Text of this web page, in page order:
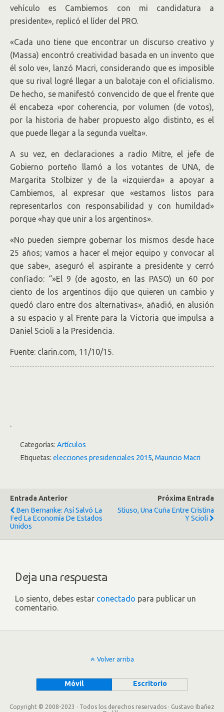
vehículo es Cambiemos con mi candidatura a
presidente», replicó el líder del PRO.
«Cada uno tiene que encontrar un discurso creativo y
(Massa) encontró creatividad basada en un invento que
él solo ve», lanzó Macri, considerando que es imposible
que su rival logré llegar a un balotaje con el oficialismo.
De hecho, se manifestó convencido de que el frente que
él encabeza «por coherencia, por volumen (de votos),
por la historia de haber propuesto algo distinto, es el
que puede llegar a la segunda vuelta».
A su vez, en declaraciones a radio Mitre, el jefe de
Gobierno porteño llamó a los votantes de UNA, de
Margarita Stolbizer y de la «izquierda» a apoyar a
Cambiemos, al expresar que «estamos listos para
representarlos con responsabilidad y con humildad»
porque «hay que unir a los argentinos».
«No pueden siempre gobernar los mismos desde hace
25 años; vamos a hacer el mejor equipo y convocar al
que sabe», aseguró el aspirante a presidente y cerró
confiado: “»El 9 (de agosto, en las PASO) un 60 por
ciento de los argentinos dijo que quieren un cambio y
quedó claro entre dos alternativas», añadió, en alusión
a su espacio y al Frente para la Victoria que impulsa a
Daniel Scioli a la Presidencia.
Fuente: clarin.com, 11/10/15.
.
Categorías: Artículos
Etiquetas: elecciones presidenciales 2015, Mauricio Macri
Entrada Anterior
Ben Bernanke: Así Salvó La
Fed La Economía De Estados
Unidos
Próxima Entrada
Stiuso, Una Cuña Entre Cristina
Y Scioli
Deja una respuesta
Lo siento, debes estar conectado para publicar un
comentario.
Volver arriba
Móvil Escritorio
Copyright © 2008-2023 · Todos los derechos reservados · Gustavo Ibañez